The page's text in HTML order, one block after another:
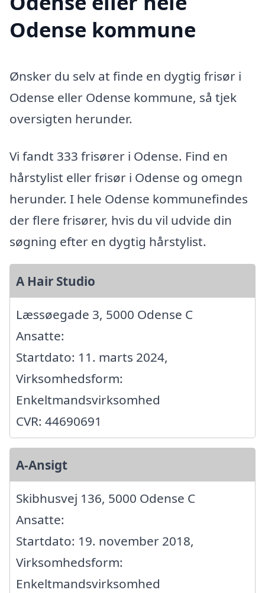
Odense kommune
Ønsker du selv at finde en dygtig frisør i
Odense eller Odense kommune, så tjek
oversigten herunder.
Vi fandt 333 frisører i Odense. Find en
hårstylist eller frisør i Odense og omegn
herunder. I hele Odense kommunefindes
der flere frisører, hvis du vil udvide din
søgning efter en dygtig hårstylist.
A Hair Studio
Læssøegade 3, 5000 Odense C
Ansatte:
Startdato: 11. marts 2024,
Virksomhedsform:
Enkeltmandsvirksomhed
CVR: 44690691
A-Ansigt
Skibhusvej 136, 5000 Odense C
Ansatte:
Startdato: 19. november 2018,
Virksomhedsform:
Enkeltmandsvirksomhed